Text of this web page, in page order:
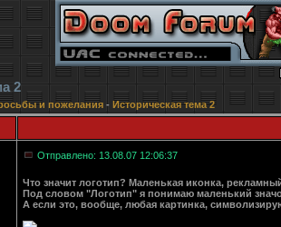
2
и пожелания - Историческая тема 2
Отправлено: 13.08.07 12:06:37
Что значит логотип? Маленькая иконка,
Под словом "Логотип" я понимаю маленький
А если это, вообще, любая картинка,